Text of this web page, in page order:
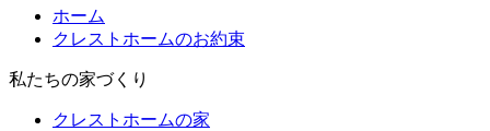
ホーム
クレストホームのお約束
私たちの家づくり
クレストホームの家